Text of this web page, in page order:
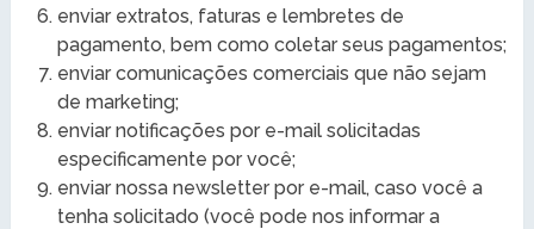
enviar extratos, faturas e lembretes de
pagamento, bem como coletar seus pagamentos;
enviar comunicações comerciais que não sejam
de marketing;
enviar notificações por e-mail solicitadas
especificamente por você;
enviar nossa newsletter por e-mail, caso você a
tenha solicitado (você pode nos informar a